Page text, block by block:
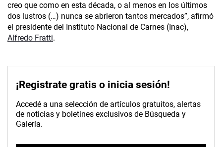
creo que como en esta década, o al menos en los últimos
dos lustros (…) nunca se abrieron tantos mercados”, afirmó
el presidente del Instituto Nacional de Carnes (Inac),
Alfredo Fratti.
¡Registrate gratis o inicia sesión!
Accedé a una selección de artículos gratuitos, alertas
de noticias y boletines exclusivos de Búsqueda y
Galería.